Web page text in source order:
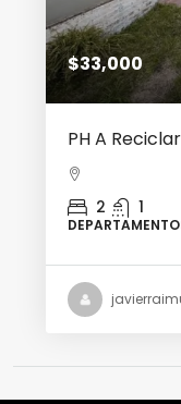
$33,000
PH A
2 1